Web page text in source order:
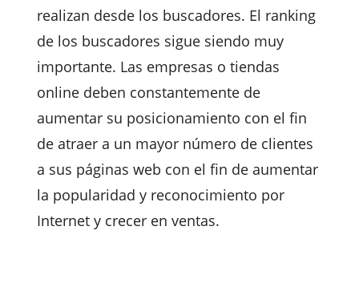
realizan desde los buscadores. El ranking
de los buscadores sigue siendo muy
importante. Las empresas o tiendas
online deben constantemente de
aumentar su posicionamiento con el fin
de atraer a un mayor número de clientes
a sus páginas web con el fin de aumentar
la popularidad y reconocimiento por
Internet y crecer en ventas.